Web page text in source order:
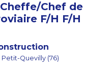
Chef de
F/H F/H
Petit-Quevilly (76)